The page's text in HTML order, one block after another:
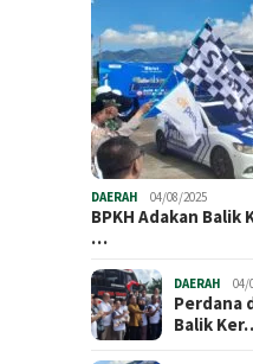
DAERAH 04/08/2025
BPKH Adakan Balik
…
DAERAH 04/
Perdana
Balik